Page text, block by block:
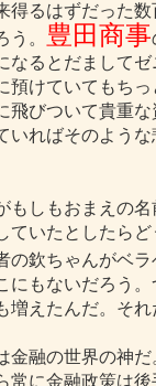
るはずだった
。
豊田商事
なるとだまして
預けていてもち
飛びついて貴重
いればそのよう
しもおまえの
ていたとしたら
の欽ちゃんがベラ
にもないだろう
増えたんだ。そ
融の世界の神
常に金融政策は